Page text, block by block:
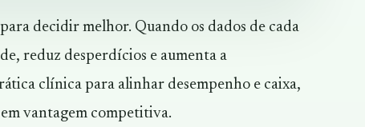
decidir melhor. Quando os dados de cada
reduz desperdícios e aumenta a
clínica para alinhar desempenho e caixa,
vantagem competitiva.